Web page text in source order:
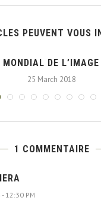
PEUVENT VOUS
DE
25 March 2018
1 COMMENTAIRE
12:30 PM